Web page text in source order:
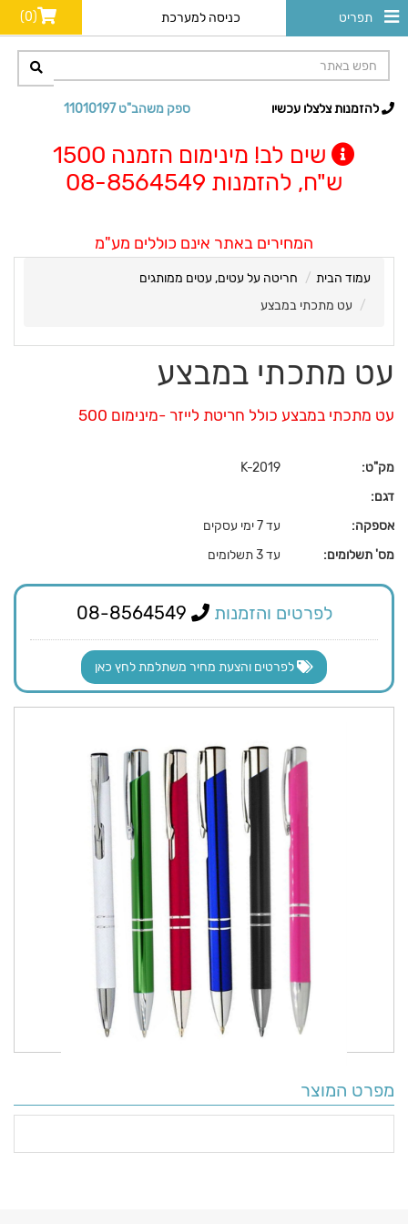
תפריט כניסה למערכת (0)
ספק משהב"ט 11010197 להזמנות צלצלו עכשיו
שים לב! מינימום הזמנה 1500
ש"ח, להזמנות 08-8564549
המחירים באתר אינם כוללים מע"מ
עמוד הבית
חריטה על עטים, עטים ממותגים
עט מתכתי במבצע
עט מתכתי במבצע
עט מתכתי במבצע כולל חריטת לייזר -מינימום 500
מק"ט:
K-2019
דגם:
אספקה:
עד 7 ימי עסקים
מס' תשלומים:
עד 3 תשלומים
לפרטים והזמנות
לפרטים והצעת מחיר משתלמת לחץ כאן
מפרט המוצר